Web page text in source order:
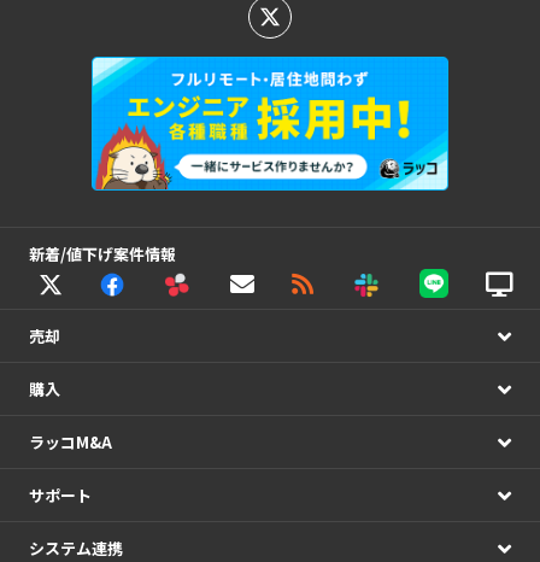
新着/値下げ案件情報
売却
購入
ラッコM&A
サポート
システム連携